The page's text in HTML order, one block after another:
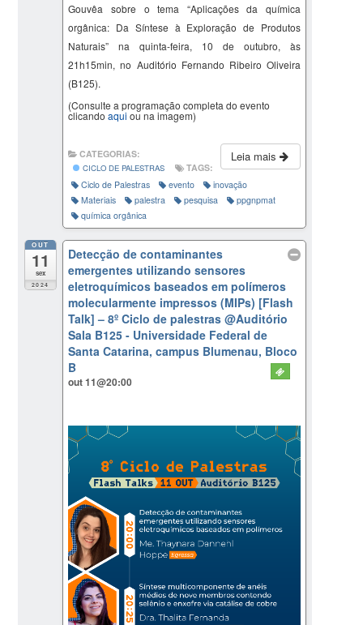
Gouvêa sobre o tema “Aplicações da química
orgânica: Da Síntese à Exploração de Produtos
Naturais” na quinta-feira, 10 de outubro, às
21h15min, no Auditório Fernando Ribeiro Oliveira
(B125).
(Consulte a programação completa do evento
clicandoaqui ou na imagem)
Leia mais
CATEGORIAS:
CICLO DE PALESTRAS
TAGS:
Ciclo de Palestras
evento
inovação
Materiais
palestra pesquisa
ppgnpmat
química orgânica
OUT
11
sex
2024
Detecção de contaminantes
emergentes utilizando sensores
eletroquímicos baseados em polímeros
molecularmente impressos (MIPs) [Flash
Talk] – 8º Ciclo de palestras@Auditório
Sala B125 - Universidade Federal de
Santa Catarina, campus Blumenau, Bloco
B
out 11@20:00